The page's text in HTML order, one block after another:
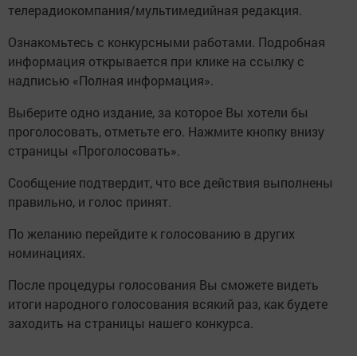
телерадиокомпания/мультимедийная редакция.
Ознакомьтесь с конкурсными работами. Подробная
информация открывается при клике на ссылку с
надписью «Полная информация».
Выберите одно издание, за которое Вы хотели бы
проголосовать, отметьте его. Нажмите кнопку внизу
страницы «Проголосовать».
Сообщение подтвердит, что все действия выполнены
правильно, и голос принят.
По желанию перейдите к голосованию в других
номинациях.
После процедуры голосования Вы сможете видеть
итоги народного голосования всякий раз, как будете
заходить на страницы нашего конкурса.